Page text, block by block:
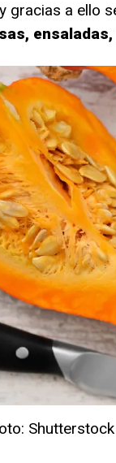
y gracias a ello
Shutterstock